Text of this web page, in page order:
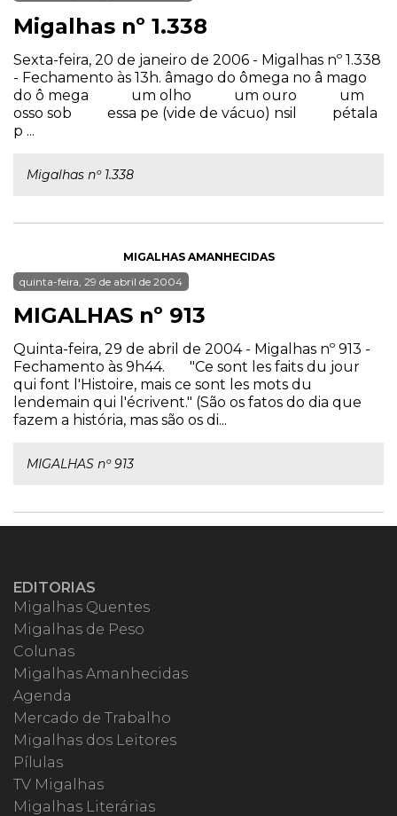
Migalhas nº 1.338
Sexta-feira, 20 de janeiro de 2006 - Migalhas nº 1.338
- Fechamento às 13h. âmago do ômega no â mago
do ô mega um olho um ouro um
osso sob essa pe (vide de vácuo) nsil pétala
p ...
Migalhas nº 1.338
MIGALHAS AMANHECIDAS
quinta-feira, 29 de abril de 2004
MIGALHAS nº 913
Quinta-feira, 29 de abril de 2004 - Migalhas nº 913 -
Fechamento às 9h44. "Ce sont les faits du jour
qui font l'Histoire, mais ce sont les mots du
lendemain qui l'écrivent." (São os fatos do dia que
fazem a história, mas são os di...
MIGALHAS nº 913
EDITORIAS
Migalhas Quentes
Migalhas de Peso
Colunas
Migalhas Amanhecidas
Agenda
Mercado de Trabalho
Migalhas dos Leitores
Pílulas
TV Migalhas
Migalhas Literárias